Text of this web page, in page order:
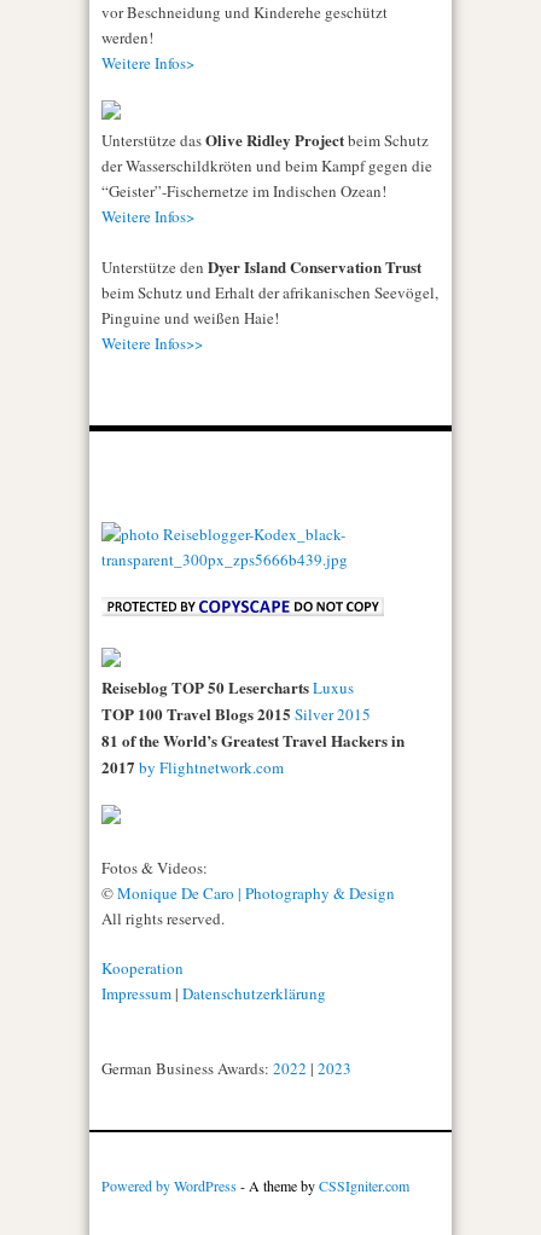
vor Beschneidung und Kinderehe geschützt
werden!
Weitere Infos>
Unterstütze dasOlive Ridley Projectbeim Schutz
der Wasserschildkröten und beim Kampf gegen die
“Geister”-Fischernetze im Indischen Ozean!
Weitere Infos>
Unterstütze den Dyer Island Conservation Trust
beim Schutz und Erhalt der afrikanischen Seevögel,
Pinguine und weißen Haie!
Weitere Infos>>
Reiseblog TOP 50 LeserchartsLuxus
TOP 100 Travel Blogs 2015 Silver 2015
81 of the World’s Greatest Travel Hackers in
2017 by Flightnetwork.com
Fotos & Videos:
©Monique De Caro | Photography & Design
All rights reserved.
Kooperation
Impressum| Datenschutzerklärung
German Business Awards: 2022 | 2023
Powered by WordPress- A theme byCSSIgniter.com